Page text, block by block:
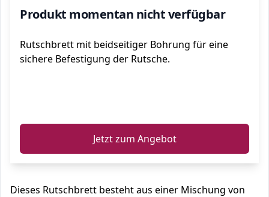
Produkt momentan nicht verfügbar
Rutschbrett mit beidseitiger Bohrung für eine
sichere Befestigung der Rutsche.
Jetzt zum Angebot
Dieses Rutschbrett besteht aus einer Mischung von